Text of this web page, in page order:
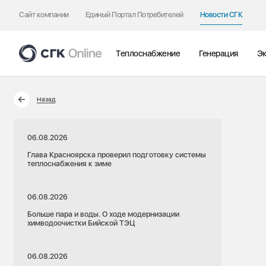
Сайт компании Единый Портал Потребителей Новости СГК
Теплоснабжение Генерация
Назад
06.08.2026
Глава Красноярска проверил подготовку системы
теплоснабжения к зиме
06.08.2026
Больше пара и воды. О ходе модернизации
химводоочистки Бийской ТЭЦ
06.08.2026